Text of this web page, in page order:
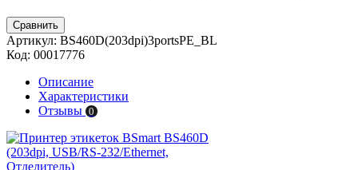
Сравнить
Артикул: BS460D(203dpi)3portsPE_BL
Код: 00017776
Описание
Характеристики
Отзывы 0